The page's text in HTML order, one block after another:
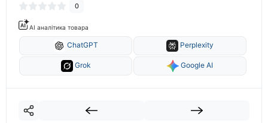
0
AI аналітика товара
ChatGPT Perplexity
Grok Google AI